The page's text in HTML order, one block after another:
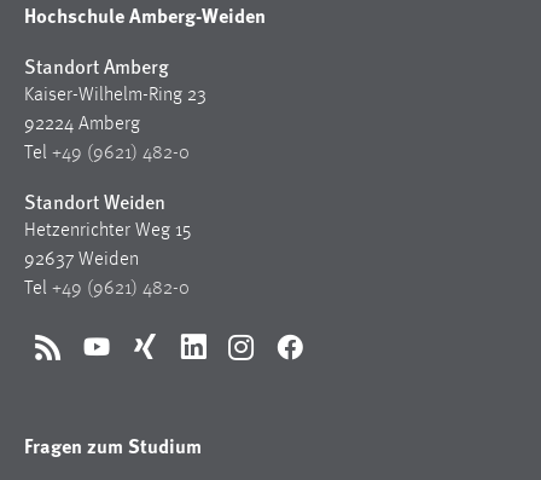
Hochschule Amberg-Weiden
Standort Amberg
Kaiser-Wilhelm-Ring 23
92224 Amberg
Tel +49 (9621) 482-0
Standort Weiden
Hetzenrichter Weg 15
92637 Weiden
Tel +49 (9621) 482-0
RSS YouTubeXing LinkedInInstagramFacebook
Fragen zum Studium